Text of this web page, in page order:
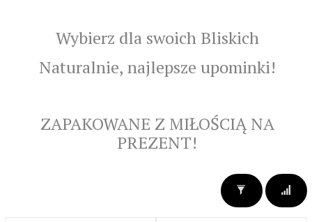
Wybierz dla swoich Bliskich
Naturalnie, najlepsze upominki!
ZAPAKOWANE Z MIŁOŚCIĄ NA
PREZENT!